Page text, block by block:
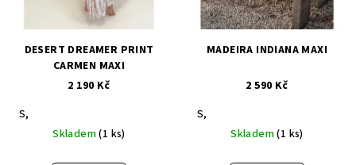
DESERT DREAMER PRINT
CARMEN MAXI
2 190 Kč
S,
Skladem(1 ks)
MADEIRA INDIANA MAXI
2 590 Kč
S,
Skladem(1 ks)